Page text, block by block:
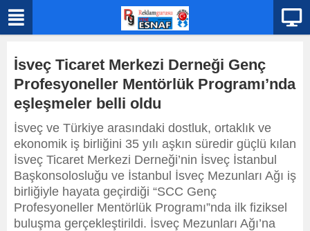
İsveç Ticaret Merkezi Derneği Genç
Profesyoneller Mentörlük Programı’nda
eşleşmeler belli oldu
İsveç ve Türkiye arasındaki dostluk, ortaklık ve
ekonomik iş birliğini 35 yılı aşkın süredir güçlü kılan
İsveç Ticaret Merkezi Derneği’nin İsveç İstanbul
Başkonsolosluğu ve İstanbul İsveç Mezunları Ağı iş
birliğiyle hayata geçirdiği “SCC Genç
Profesyoneller Mentörlük Programı”nda ilk fiziksel
buluşma gerçekleştirildi. İsveç Mezunları Ağı’na